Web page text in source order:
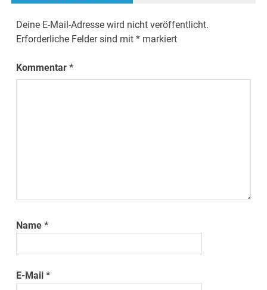
Deine E-Mail-Adresse wird nicht veröffentlicht.
Erforderliche Felder sind mit* markiert
Kommentar*
Name*
E-Mail*